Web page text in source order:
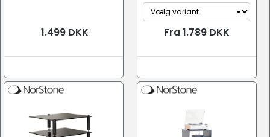
1.499 DKK Fra 1.789 DKK